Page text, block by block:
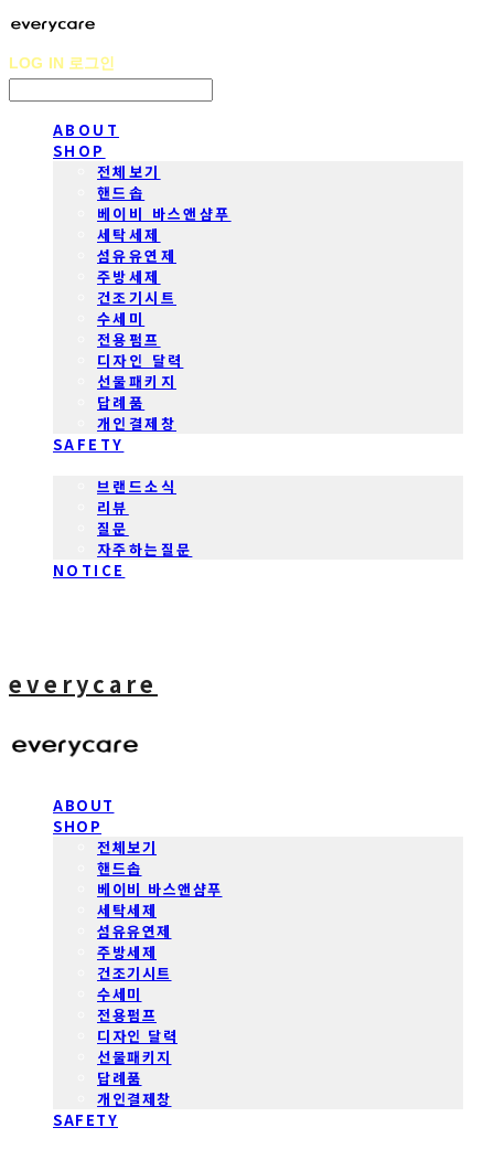
LOG IN 로그인
ABOUT
SHOP
전체보기
핸드솝
베이비 바스앤샴푸
세탁세제
섬유유연제
주방세제
건조기시트
수세미
전용펌프
디자인 달력
선물패키지
답례품
개인결제창
SAFETY
브랜드소식
리뷰
질문
자주하는질문
NOTICE
everycare
ABOUT
SHOP
전체보기
핸드솝
베이비 바스앤샴푸
세탁세제
섬유유연제
주방세제
건조기시트
수세미
전용펌프
디자인 달력
선물패키지
답례품
개인결제창
SAFETY